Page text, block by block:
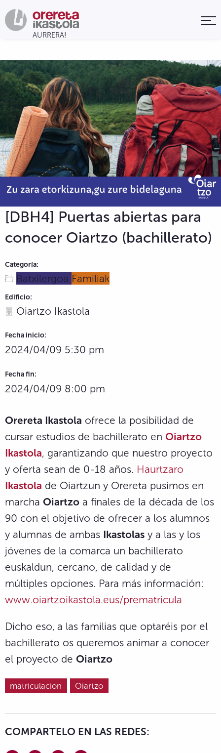
[DBH4] Puertas abiertas para
conocer Oiartzo (bachillerato)
Categoría:
Batxilergoa Familiak
Edificio:
Oiartzo Ikastola
Fecha inicio:
2024/04/09 5:30 pm
Fecha fin:
2024/04/09 8:00 pm
Orereta Ikastola ofrece la posibilidad de
cursar estudios de bachillerato en Oiartzo
Ikastola, garantizando que nuestro proyecto
y oferta sean de 0-18 años. Haurtzaro
Ikastola de Oiartzun y Orereta pusimos en
marcha Oiartzo a finales de la década de los
90 con el objetivo de ofrecer a los alumnos
y alumnas de ambas Ikastolas y a las y los
jóvenes de la comarca un bachillerato
euskaldun, cercano, de calidad y de
múltiples opciones. Para más información:
www.oiartzoikastola.eus/prematricula
Dicho eso, a las familias que optaréis por el
bachillerato os queremos animar a conocer
el proyecto de Oiartzo
matriculacion Oiartzo
COMPARTELO EN LAS REDES: